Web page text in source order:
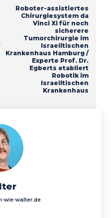
Roboter-assistiertes
Chirurgiesystem da
Vinci Xi für noch
sicherere
Tumorchirurgie im
Israelitischen
Krankenhaus Hamburg /
Experte Prof. Dr.
Egberts etabliert
Robotik im
Israelitischen
Krankenhaus
wie-walter.de